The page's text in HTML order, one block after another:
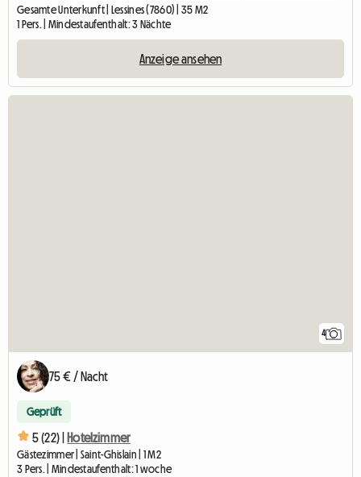
Gesamte Unterkunft | Lessines (7860) | 35 M2
1 Pers. | Mindestaufenthalt: 3 Nächte
Anzeige ansehen
4
75 € / Nacht
Geprüft
5 (22) | Hotelzimmer
Gästezimmer | Saint-Ghislain | 1 M2
3 Pers. | Mindestaufenthalt: 1 woche